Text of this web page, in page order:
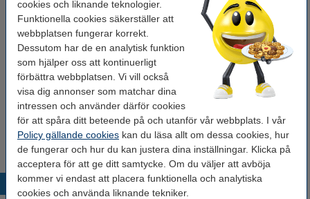
cookies och liknande teknologier.
Funktionella cookies säkerställer att
webbplatsen fungerar korrekt.
Dessutom har de en analytisk funktion
som hjälper oss att kontinuerligt
förbättra webbplatsen. Vi vill också
visa dig annonser som matchar dina
intressen och använder därför cookies
för att spåra ditt beteende på och utanför vår webbplats. I vår
Policy gällande cookies kan du läsa allt om dessa cookies, hur
de fungerar och hur du kan justera dina inställningar. Klicka på
acceptera för att ge ditt samtycke. Om du väljer att avböja
kommer vi endast att placera funktionella och analytiska
cookies och använda liknande tekniker.
1 900 kr Beställ
Glöm inte att beställa!
Pappersspjut | 123ink | svart
59 kr
Penna med förfalskningsdetektor | 123ink
Populära produkter